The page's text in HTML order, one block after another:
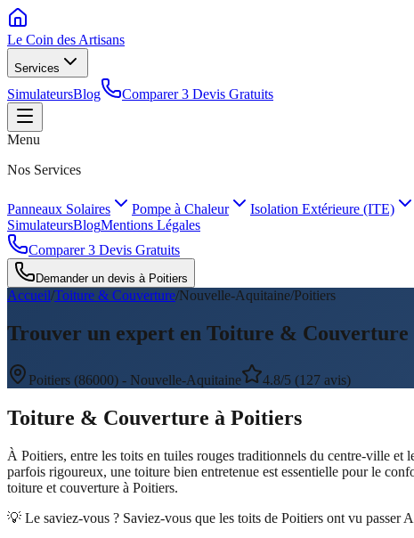
Le Coin des Artisans
Services
SimulateursBlog Comparer 3 Devis Gratuits
Menu
Nos Services
Panneaux Solaires Pompe à Chaleur Isolation Extérieure (ITE)
SimulateursBlogMentions Légales
Comparer 3 Devis Gratuits
Demander un devis à Poitiers
Accueil/Toiture & Couverture/Nouvelle-Aquitaine/Poitiers
Trouver un expert en Toiture & Couverture
Poitiers (86000) - Nouvelle-Aquitaine 4.8/5 (127 avis)
Toiture & Couverture à Poitiers
À Poitiers, entre les toits en tuiles rouges traditionnels du centre-ville et
parfois rigoureux, une toiture bien entretenue est essentielle pour le
toiture et couverture à Poitiers.
💡 Le saviez-vous ? Saviez-vous que les toits de Poitiers ont vu passer